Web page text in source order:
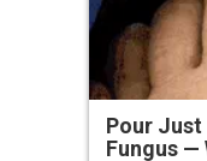
Pour Just
Fungus —